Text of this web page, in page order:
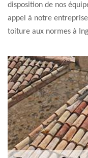
disposition de nos
appel à notre
toiture aux normes à